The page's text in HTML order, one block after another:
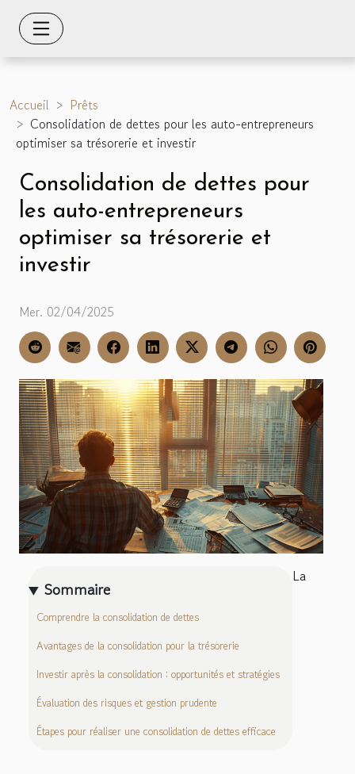
Accueil
Prêts
Consolidation de dettes pour les auto-entrepreneurs
optimiser sa trésorerie et investir
Consolidation de dettes pour
les auto-entrepreneurs
optimiser sa trésorerie et
investir
Mer. 02/04/2025
Sommaire
Comprendre la consolidation de dettes
Avantages de la consolidation pour la trésorerie
Investir après la consolidation : opportunités et stratégies
Évaluation des risques et gestion prudente
Étapes pour réaliser une consolidation de dettes efficace
La